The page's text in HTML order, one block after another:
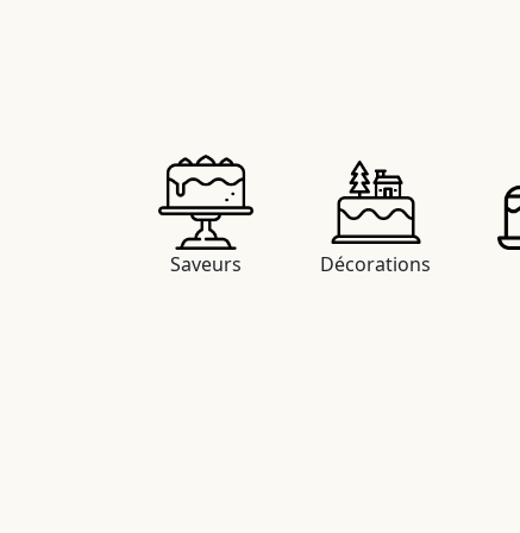
Saveurs Décorations